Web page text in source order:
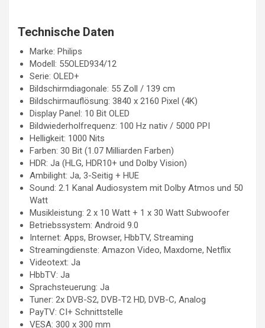
Technische Daten
Marke: Philips
Modell: 55OLED934/12
Serie: OLED+
Bildschirmdiagonale: 55 Zoll / 139 cm
Bildschirmauflösung: 3840 x 2160 Pixel (4K)
Display Panel: 10 Bit OLED
Bildwiederholfrequenz: 100 Hz nativ / 5000 PPI
Helligkeit: 1000 Nits
Farben: 30 Bit (1.07 Milliarden Farben)
HDR: Ja (HLG, HDR10+ und Dolby Vision)
Ambilight: Ja, 3-Seitig + HUE
Sound: 2.1 Kanal Audiosystem mit Dolby Atmos und 50
Watt
Musikleistung: 2 x 10 Watt + 1 x 30 Watt Subwoofer
Betriebssystem: Android 9.0
Internet: Apps, Browser, HbbTV, Streaming
Streamingdienste: Amazon Video, Maxdome, Netflix
Videotext: Ja
HbbTV: Ja
Sprachsteuerung: Ja
Tuner: 2x DVB-S2, DVB-T2 HD, DVB-C, Analog
PayTV: CI+ Schnittstelle
VESA: 300 x 300 mm